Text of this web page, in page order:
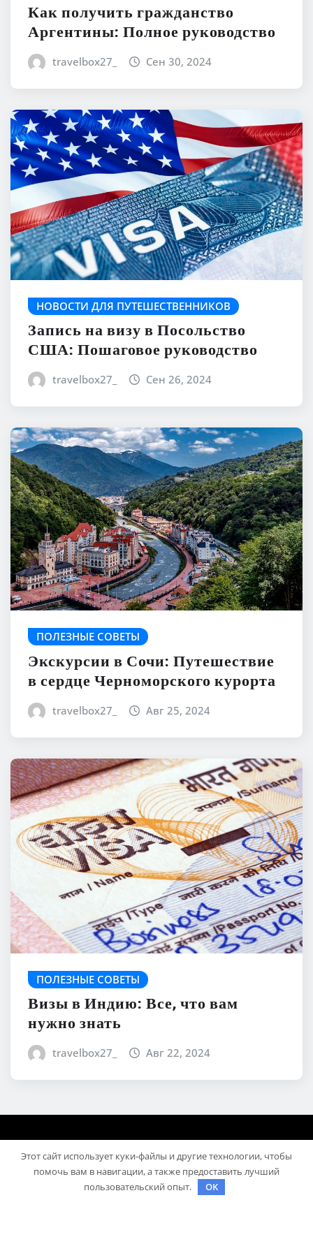
Как получить гражданство
Аргентины: Полное руководство
travelbox27_ Сен 30, 2024
НОВОСТИ ДЛЯ ПУТЕШЕСТВЕННИКОВ
Запись на визу в Посольство
США: Пошаговое руководство
travelbox27_ Сен 26, 2024
ПОЛЕЗНЫЕ СОВЕТЫ
Экскурсии в Сочи: Путешествие
в сердце Черноморского курорта
travelbox27_ Авг 25, 2024
ПОЛЕЗНЫЕ СОВЕТЫ
Визы в Индию: Все, что вам
нужно знать
travelbox27_ Авг 22, 2024
Этот сайт использует куки-файлы и другие технологии, чтобы
помочь вам в навигации, а также предоставить лучший
пользовательский опыт.
OK